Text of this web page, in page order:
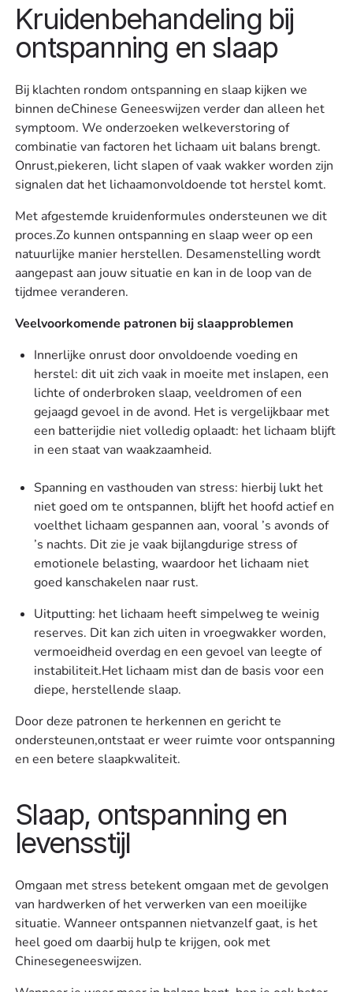
Kruidenbehandeling bij
ontspanning en slaap
Bij klachten rondom ontspanning en slaap kijken we
binnen deChinese Geneeswijzen verder dan alleen het
symptoom. We onderzoeken welkeverstoring of
combinatie van factoren het lichaam uit balans brengt.
Onrust,piekeren, licht slapen of vaak wakker worden zijn
signalen dat het lichaamonvoldoende tot herstel komt.
Met afgestemde kruidenformules ondersteunen we dit
proces.Zo kunnen ontspanning en slaap weer op een
natuurlijke manier herstellen. Desamenstelling wordt
aangepast aan jouw situatie en kan in de loop van de
tijdmee veranderen.
Veelvoorkomende patronen bij slaapproblemen
Innerlijke onrust door onvoldoende voeding en
herstel: dit uit zich vaak in moeite met inslapen, een
lichte of onderbroken slaap, veeldromen of een
gejaagd gevoel in de avond. Het is vergelijkbaar met
een batterijdie niet volledig oplaadt: het lichaam blijft
in een staat van waakzaamheid.
Spanning en vasthouden van stress: hierbij lukt het
niet goed om te ontspannen, blijft het hoofd actief en
voelthet lichaam gespannen aan, vooral ’s avonds of
’s nachts. Dit zie je vaak bijlangdurige stress of
emotionele belasting, waardoor het lichaam niet
goed kanschakelen naar rust.
Uitputting: het lichaam heeft simpelweg te weinig
reserves. Dit kan zich uiten in vroegwakker worden,
vermoeidheid overdag en een gevoel van leegte of
instabiliteit.Het lichaam mist dan de basis voor een
diepe, herstellende slaap.
Door deze patronen te herkennen en gericht te
ondersteunen,ontstaat er weer ruimte voor ontspanning
en een betere slaapkwaliteit.
Slaap, ontspanning en
levensstijl
Omgaan met stress betekent omgaan met de gevolgen
van hardwerken of het verwerken van een moeilijke
situatie. Wanneer ontspannen nietvanzelf gaat, is het
heel goed om daarbij hulp te krijgen, ook met
Chinesegeneeswijzen.